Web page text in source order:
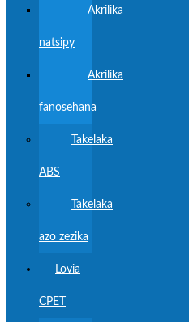
Akrilika
natsipy
Akrilika
fanosehana
Takelaka
ABS
Takelaka
azo zezika
Lovia
CPET